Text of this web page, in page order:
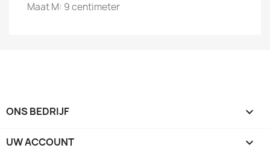
Maat M: 9 centimeter
ONS BEDRIJF 
UW ACCOUNT 